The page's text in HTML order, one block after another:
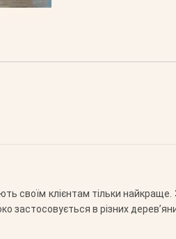
своїм клієнтам тільки
застосовується в різних